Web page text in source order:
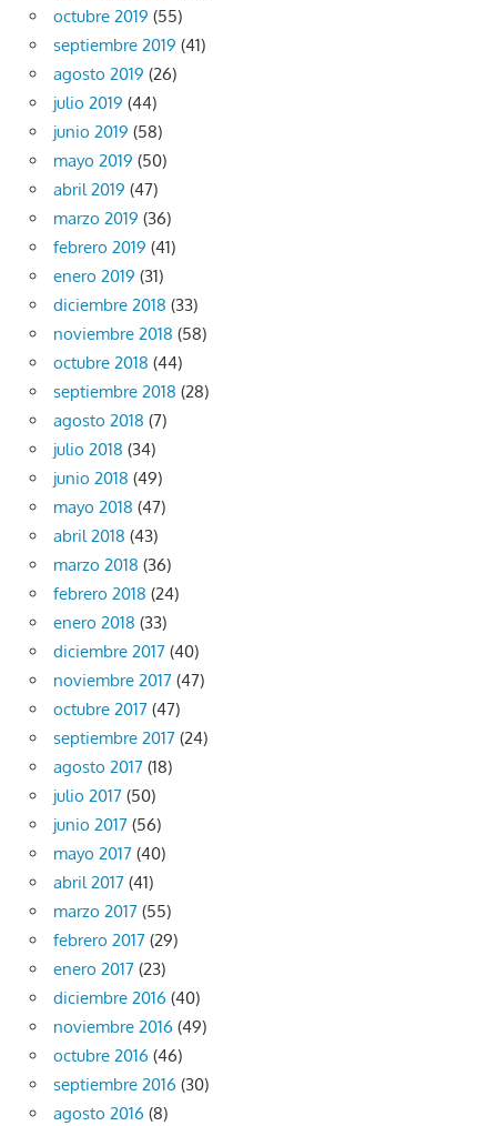
octubre 2019 (55)
septiembre 2019 (41)
agosto 2019 (26)
julio 2019 (44)
junio 2019 (58)
mayo 2019 (50)
abril 2019 (47)
marzo 2019 (36)
febrero 2019 (41)
enero 2019 (31)
diciembre 2018 (33)
noviembre 2018 (58)
octubre 2018 (44)
septiembre 2018 (28)
agosto 2018 (7)
julio 2018 (34)
junio 2018 (49)
mayo 2018 (47)
abril 2018 (43)
marzo 2018 (36)
febrero 2018 (24)
enero 2018 (33)
diciembre 2017 (40)
noviembre 2017 (47)
octubre 2017 (47)
septiembre 2017 (24)
agosto 2017 (18)
julio 2017 (50)
junio 2017 (56)
mayo 2017 (40)
abril 2017 (41)
marzo 2017 (55)
febrero 2017 (29)
enero 2017 (23)
diciembre 2016 (40)
noviembre 2016 (49)
octubre 2016 (46)
septiembre 2016 (30)
agosto 2016 (8)